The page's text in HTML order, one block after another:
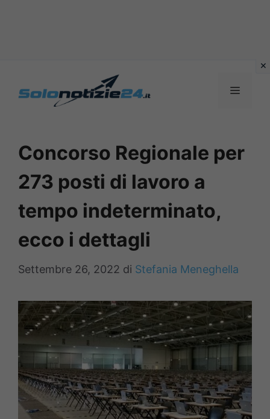
MENU
Concorso Regionale per
273 posti di lavoro a
tempo indeterminato,
ecco i dettagli
Settembre 26, 2022 di Stefania Meneghella